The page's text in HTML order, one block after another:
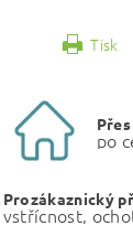
Tisk
po
Prozákaznický
vstřícnost,